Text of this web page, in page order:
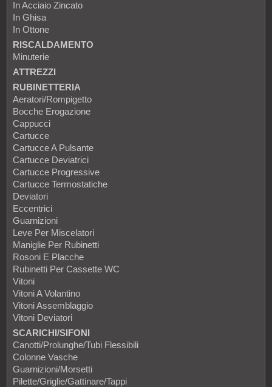
In Acciaio Zincato
In Ghisa
In Ottone
RISCALDAMENTO
Minuterie
ATTREZZI
RUBINETTERIA
Aeratori/Rompigetto
Bocche Erogazione
Cappucci
Cartucce
Cartucce A Pulsante
Cartucce Deviatrici
Cartucce Progressive
Cartucce Termostatiche
Deviatori
Eccentrici
Guarnizioni
Leve Per Miscelatori
Maniglie Per Rubinetti
Rosoni E Placche
Rubinetti Per Cassette WC
Vitoni
Vitoni A Volantino
Vitoni Assemblaggio
Vitoni Deviatori
SCARICHI/SIFONI
Canotti/prolunghe/tubi Flessibili
Colonne Vasche
Guarnizioni/Morsetti
Pilette/Griglie/Gattinare/Tappi